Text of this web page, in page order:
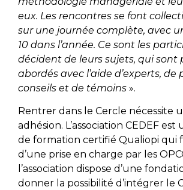
eux. Les rencontres se font
sur une journée complète, avec
10 dans l’année. Ce sont les
décident de leurs sujets, qui sont
abordés avec l’aide d’experts, de
conseils et de témoins ».
Rentrer dans le Cercle nécessite
adhésion. L’association CEDEF
de formation certifié Qualiopi qui
d’une prise en charge par les
l’association dispose d’une
donner la possibilité d’intégrer le